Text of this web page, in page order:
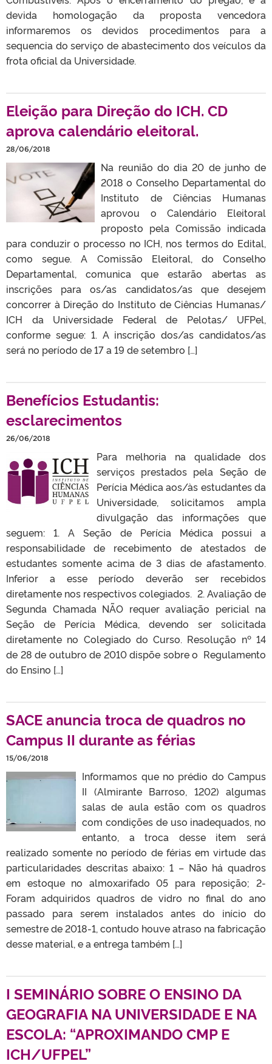
devida homologação da proposta vencedora
informaremos os devidos procedimentos para a
sequencia do serviço de abastecimento dos veículos da
frota oficial da Universidade.
Eleição para Direção do ICH. CD
aprova calendário eleitoral.
28/06/2018
Na reunião do dia 20 de junho de
2018 o Conselho Departamental do
Instituto de Ciências Humanas
aprovou o Calendário Eleitoral
proposto pela Comissão indicada
para conduzir o processo no ICH, nos termos do Edital,
como segue. A Comissão Eleitoral, do Conselho
Departamental, comunica que estarão abertas as
inscrições para os/as candidatos/as que desejem
concorrer à Direção do Instituto de Ciências Humanas/
ICH da Universidade Federal de Pelotas/ UFPel,
conforme segue: 1. A inscrição dos/as candidatos/as
será no período de 17 a 19 de setembro […]
Benefícios Estudantis:
esclarecimentos
26/06/2018
Para melhoria na qualidade dos
serviços prestados pela Seção de
Perícia Médica aos/às estudantes da
Universidade, solicitamos ampla
divulgação das informações que
seguem: 1. A Seção de Perícia Médica possui a
responsabilidade de recebimento de atestados de
estudantes somente acima de 3 dias de afastamento.
Inferior a esse período deverão ser recebidos
diretamente nos respectivos colegiados. ​ 2. Avaliação de
Segunda Chamada ​NÃO requer avaliação pericial na
Seção de Perícia Médica, devendo ser solicitada
diretamente no Colegiado do Curso. Resolução nº 14
de 28 de outubro de 2010 dispõe sobre o Regulamento
do Ensino […]
SACE anuncia troca de quadros no
Campus II durante as férias
15/06/2018
Informamos que no prédio do Campus
II (Almirante Barroso, 1202) algumas
salas de aula estão com os quadros
com condições de uso inadequados, no
entanto, a troca desse item será
realizado somente no período de férias em virtude das
particularidades descritas abaixo: 1 – Não há quadros
em estoque no almoxarifado 05 para reposição; 2-
Foram adquiridos quadros de vidro no final do ano
passado para serem instalados antes do início do
semestre de 2018-1, contudo houve atraso na fabricação
desse material, e a entrega também […]
I SEMINÁRIO SOBRE O ENSINO DA
GEOGRAFIA NA UNIVERSIDADE E NA
ESCOLA: “APROXIMANDO CMP E
ICH/UFPEL”